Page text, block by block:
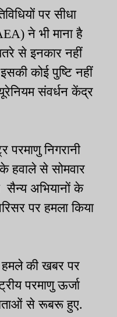
पर सीधा
ने भी माना है
से इनकार नहीं
कोई पुष्टि नहीं
संवर्धन केंद्र
परमाणु निगरानी
हवाले से सोमवार
सैन्य अभियानों के
पर हमला किया
हमले की खबर पर
परमाणु ऊर्जा
से रूबरू हुए.